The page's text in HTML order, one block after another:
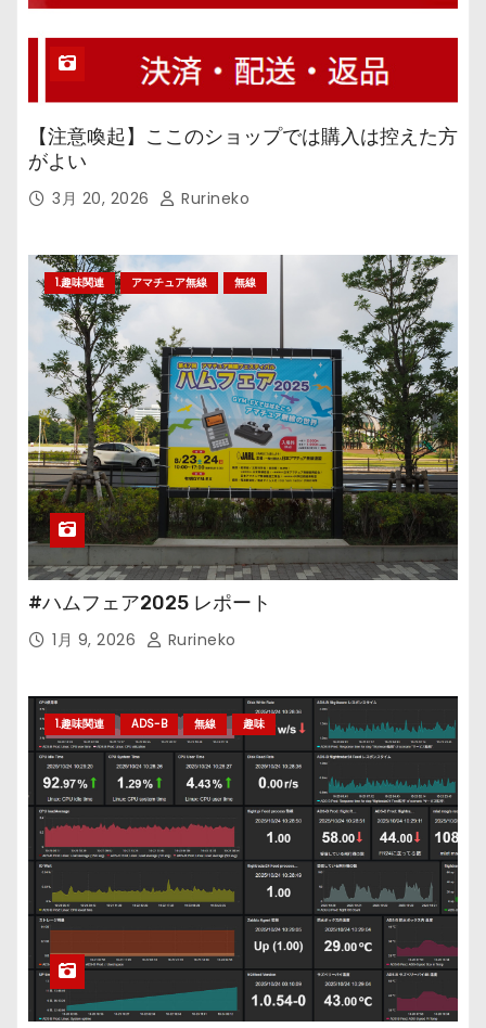
【注意喚起】ここのショップでは購入は控えた方
がよい
3月 20, 2026 Rurineko
1.趣味関連 アマチュア無線 無線
#ハムフェア2025 レポート
1月 9, 2026 Rurineko
1.趣味関連 ADS-B 無線 趣味